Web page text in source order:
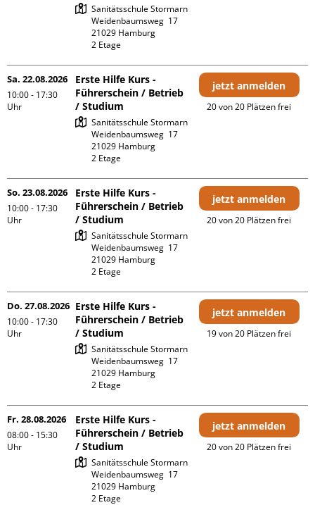
Sanitätsschule Stormarn
Weidenbaumsweg  17
21029 Hamburg
2 Etage
Sa. 22.08.2026
10:00 - 17:30
Uhr
Erste Hilfe Kurs -
Führerschein / Betrieb
/ Studium
Sanitätsschule Stormarn
Weidenbaumsweg  17
21029 Hamburg
2 Etage
jetzt anmelden
20 von 20 Plätzen frei
So. 23.08.2026
10:00 - 17:30
Uhr
Erste Hilfe Kurs -
Führerschein / Betrieb
/ Studium
Sanitätsschule Stormarn
Weidenbaumsweg  17
21029 Hamburg
2 Etage
jetzt anmelden
20 von 20 Plätzen frei
Do. 27.08.2026
10:00 - 17:30
Uhr
Erste Hilfe Kurs -
Führerschein / Betrieb
/ Studium
Sanitätsschule Stormarn
Weidenbaumsweg  17
21029 Hamburg
2 Etage
jetzt anmelden
19 von 20 Plätzen frei
Fr. 28.08.2026
08:00 - 15:30
Uhr
Erste Hilfe Kurs -
Führerschein / Betrieb
/ Studium
Sanitätsschule Stormarn
Weidenbaumsweg  17
21029 Hamburg
2 Etage
jetzt anmelden
20 von 20 Plätzen frei